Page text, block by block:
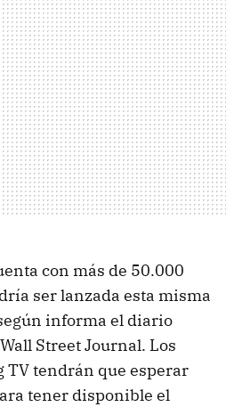
con más de 50.000
ser lanzada esta misma
informa el diario
Street Journal. Los
TV tendrán que esperar
tener disponible el